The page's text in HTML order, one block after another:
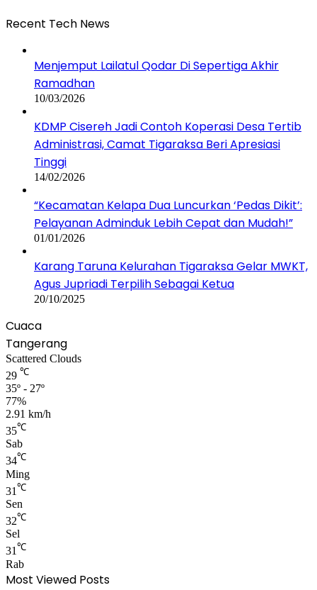
Recent Tech News
Menjemput Lailatul Qodar Di Sepertiga Akhir
Ramadhan
10/03/2026
KDMP Cisereh Jadi Contoh Koperasi Desa Tertib
Administrasi, Camat Tigaraksa Beri Apresiasi
Tinggi
14/02/2026
“Kecamatan Kelapa Dua Luncurkan ‘Pedas Dikit’:
Pelayanan Adminduk Lebih Cepat dan Mudah!”
01/01/2026
Karang Taruna Kelurahan Tigaraksa Gelar MWKT,
Agus Jupriadi Terpilih Sebagai Ketua
20/10/2025
Cuaca
Tangerang
Scattered Clouds
29 ℃
35º - 27º
77%
2.91 km/h
35℃
Sab
34℃
Ming
31 ℃
Sen
32℃
Sel
31℃
Rab
Most Viewed Posts